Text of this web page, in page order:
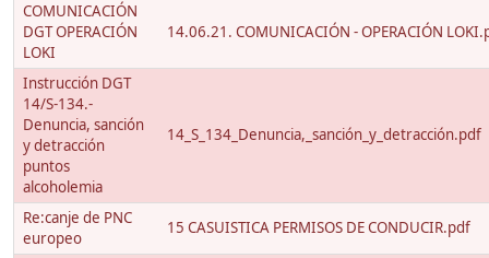
COMUNICACIÓN
DGT OPERACIÓN
LOKI
14.06.21. COMUNICACIÓN - OPERACIÓN
Instrucción DGT
14/S-134.-
Denuncia, sanción
y detracción
puntos
alcoholemia
14_S_134_Denuncia,_sanción_y_detracción.pdf
Re:canje de PNC
europeo
15 CASUISTICA PERMISOS DE CONDUCIR.pdf